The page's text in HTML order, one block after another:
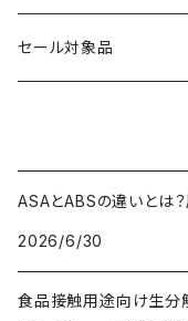
HTPLA
PC（ポリカーボネート）
静電気放電（ESD）
抗菌
スプール単位
レジン（液体樹脂）
3DLAC
add:north
クリーニング
交換用スプール
造形台用シート・フィルム
セール対象品
ASAとABSの違いとは
2026/6/30
食品接触用途向け生分